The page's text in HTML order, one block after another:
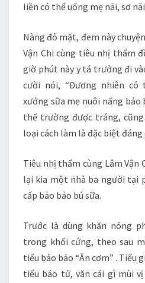
liền có thể uống mẹ nãi, sơ
Nàng đỏ mặt, đem này
Vận Chi cùng tiêu nhị thẩm
giờ phút này y tá trưởng đi
cười nói, “Đương nhiên có
xướng sữa mẹ nuôi nấng
thể trường được tráng,
loại cách làm là đặc biệt đáng
Tiêu nhị thẩm cùng Lâm Vận
lại kia một nhà ba người tại
cấp bảo bảo bú sữa.
Trước là dùng khăn nóng
trong khối cứng, theo sau
tiểu bảo bảo “Ăn cơm” . Tiểu
tiểu báo tử, văn cái gì mùi